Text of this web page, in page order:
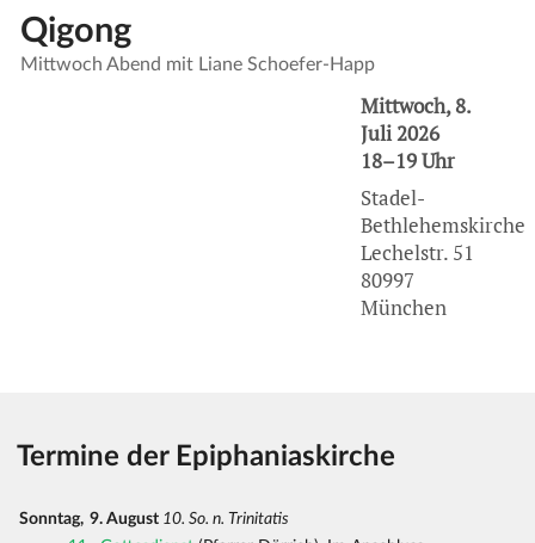
Qigong
Mittwoch Abend mit Liane Schoefer-Happ
Mittwoch, 8.
Juli 2026
18–19 Uhr
Stadel-
Bethlehemskirche
Lechelstr. 51
80997
München
Termine der Epiphaniaskirche
Sonntag, 9. August 10. So. n. Trinitatis